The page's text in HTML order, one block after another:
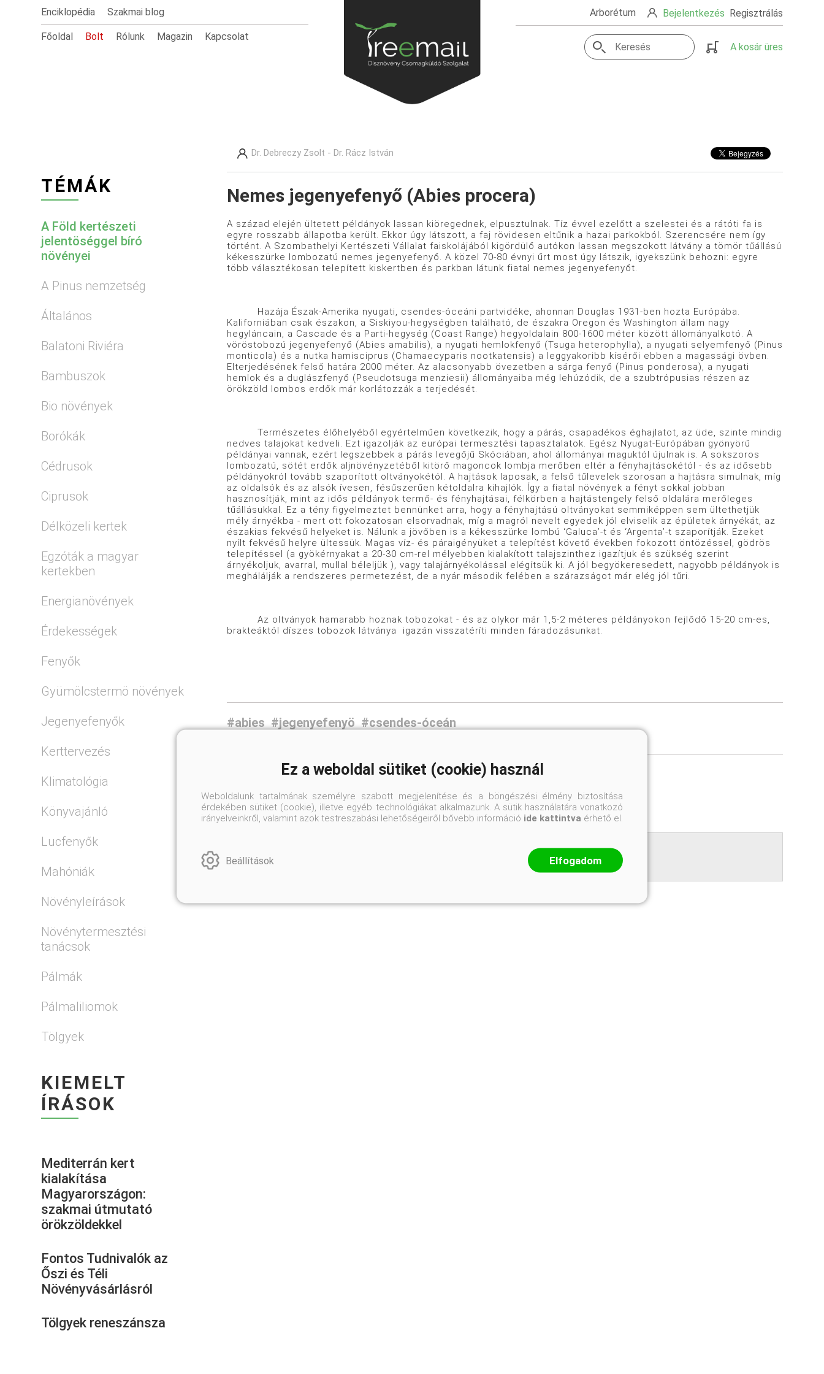
Enciklopédia Szakmai blog
Főoldal Bolt Rólunk Magazin Kapcsolat
Arborétum Bejelentkezés Regisztrálás
A kosár üres
TÉMÁK
A Föld kertészeti
jelentöséggel bíró
növényei
A Pinus nemzetség
Általános
Balatoni Riviéra
Bambuszok
Bio növények
Borókák
Cédrusok
Ciprusok
Délközeli kertek
Egzóták a magyar
kertekben
Energianövények
Érdekességek
Fenyők
Gyümölcstermö növények
Jegenyefenyők
Kerttervezés
Klimatológia
Könyvajánló
Lucfenyők
Mahóniák
Növényleírások
Növénytermesztési
tanácsok
Pálmák
Pálmaliliomok
Tölgyek
KIEMELT
ÍRÁSOK
Mediterrán kert
kialakítása
Magyarországon:
szakmai útmutató
örökzöldekkel
Fontos Tudnivalók az
Őszi és Téli
Növényvásárlásról
Tölgyek reneszánsza
Dr. Debreczy Zsolt - Dr. Rácz István
Nemes jegenyefenyő (Abies procera)
A század elején ültetett példányok lassan kiöregednek, elpusztulnak. Tíz évvel ezelőtt a szelestei és a rátóti fa is
egyre rosszabb állapotba került. Ekkor úgy látszott, a faj rövidesen eltűnik a hazai parkokból. Szerencsére nem így
történt. A Szombathelyi Kertészeti Vállalat faiskolájából kigördülő autókon lassan megszokott látvány a tömör tűállású
kékesszürke lombozatú nemes jegenyefenyő. A közel 70-80 évnyi űrt most úgy látszik, igyekszünk behozni: egyre
több választékosan telepített kiskertben és parkban látunk fiatal nemes jegenyefenyőt.
Hazája Észak-Amerika nyugati, csendes-óceáni partvidéke, ahonnan Douglas 1931-ben hozta Európába.
Kaliforniában csak északon, a Siskiyou-hegységben található, de északra Oregon és Washington állam nagy
hegyláncain, a Cascade és a Parti-hegység (Coast Range) hegyoldalain 800-1600 méter között állományalkotó. A
vöröstobozú jegenyefenyő (Abies amabilis), a nyugati hemlokfenyő (Tsuga heterophylla), a nyugati selyemfenyő (Pinus
monticola) és a nutka hamisciprus (Chamaecyparis nootkatensis) a leggyakoribb kísérői ebben a magassági övben.
Elterjedésének felső határa 2000 méter. Az alacsonyabb övezetben a sárga fenyő (Pinus ponderosa), a nyugati
hemlok és a duglászfenyő (Pseudotsuga menziesii) állományaiba még lehúzódik, de a szubtrópusias részen az
örökzöld lombos erdők már korlátozzák a terjedését.
Természetes élőhelyéből egyértelműen következik, hogy a párás, csapadékos éghajlatot, az üde, szinte mindig
nedves talajokat kedveli. Ezt igazolják az európai termesztési tapasztalatok. Egész Nyugat-Európában gyönyörű
példányai vannak, ezért legszebbek a párás levegőjű Skóciában, ahol állományai maguktól újulnak is. A sokszoros
lombozatú, sötét erdők aljnövényzetéből kitörő magoncok lombja merőben eltér a fényhajtásokétól - és az idősebb
példányokról tovább szaporított oltványokétól. A hajtások laposak, a felső tűlevelek szorosan a hajtásra simulnak, míg
az oldalsók és az alsók ívesen, fésűszerűen kétoldalra kihajlók. Így a fiatal növények a fényt sokkal jobban
hasznosítják, mint az idős példányok termő- és fényhajtásai, félkörben a hajtástengely felső oldalára merőleges
tűállásukkal. Ez a tény figyelmeztet bennünket arra, hogy a fényhajtású oltványokat semmiképpen sem ültethetjük
mély árnyékba - mert ott fokozatosan elsorvadnak, míg a magról nevelt egyedek jól elviselik az épületek árnyékát, az
északias fekvésű helyeket is. Nálunk a jövőben is a kékesszürke lombú ‘Galuca’-t és ‘Argenta’-t szaporítják. Ezeket
nyílt fekvésű helyre ültessük. Magas víz- és páraigényüket a telepítést követő években fokozott öntözéssel, gödrös
telepítéssel (a gyökérnyakat a 20-30 cm-rel mélyebben kialakított talajszinthez igazítjuk és szükség szerint
árnyékoljuk, avarral, mullal béleljük ), vagy talajárnyékolással elégítsük ki. A jól begyökeresedett, nagyobb példányok is
meghálálják a rendszeres permetezést, de a nyár második felében a szárazságot már elég jól tűri.
Az oltványok hamarabb hoznak tobozokat - és az olykor már 1,5-2 méteres példányokon fejlődő 15-20 cm-es,
brakteáktól díszes tobozok látványa igazán visszatéríti minden fáradozásunkat.
#abies #jegenyefenyö #csendes-óceán
Kommentek a bejegyzéshez
Ez a weboldal sütiket (cookie) használ
Weboldalunk tartalmának személyre szabott megjelenítése és a böngészési élmény biztosítása
érdekében sütiket (cookie), illetve egyéb technológiákat alkalmazunk. A sütik használatára vonatkozó
irányelveinkről, valamint azok testreszabási lehetőségeiről bővebb információ ide kattintva érhető el.
Beállítások Elfogadom